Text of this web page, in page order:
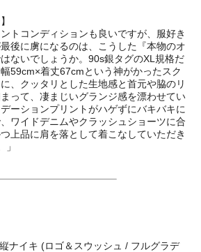
トコンディションも良いですが、服好き
後に虜になるのは、こうした『本物のオ
ないでしょうか。90s銀タグのXL規格だ
59cm×着丈67cmという神がかったスク
、クッタリとした生地感と首元や脇のリ
って、凄まじいグランジ感を漂わせてい
ーションプリントがハゲずにバキバキに
ワイドデニムやクラッシュショーツに合
上品に肩を落として着こなしていただき
ナイキ (ロゴ＆スウッシュ / フルグラデ